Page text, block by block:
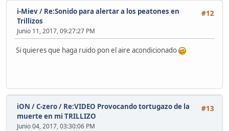
#12
i-Miev/ Re:Sonido para alertar a los peatones en
Trillizos
Junio 11, 2017, 09:27:27 PM
Si quieres que haga ruido pon el aire acondicionado
#13
iON / C-zero/ Re:VIDEO Provocando tortugazo de la
muerte en mi TRILLIZO
Junio 04, 2017, 03:30:06 PM